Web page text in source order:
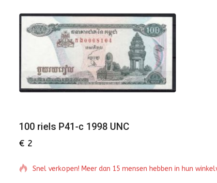
100 riels P41-c 1998 UNC
€ 2
Snel verkopen! Meer dan 15 mensen hebben in hun